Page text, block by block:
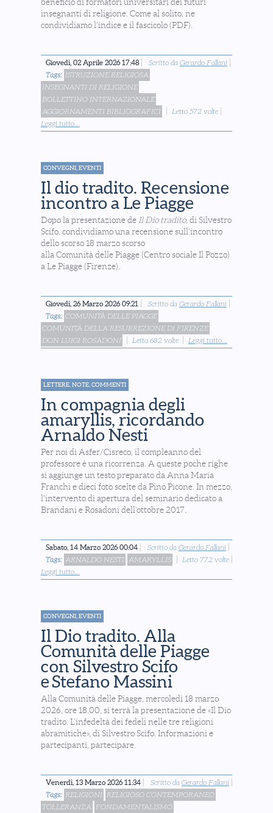
insegnanti di religione. Come al solito, ne
condividiamo l'indice e il fascicolo (PDF).
Giovedì, 02 Aprile 2026 17:48 Scritto da Gerardo Fallani
Tags: ISTRUZIONE RELIGIOSA
INSEGNANTI DI RELIGIONE
BOLLETTINO INTERNAZIONALE
AGGIORNAMENTI BIBLIOGRAFICI
Letto 572 volte
Leggi tutto...
CONVEGNI, EVENTI
Il dio tradito. Recensione
incontro a Le Piagge
Dopo la presentazione de Il Dio tradito, di Silvestro
Scifo, condividiamo una recensione sull'incontro
dello scorso 18 marzo scorso
alla Comunità delle Piagge (Centro sociale Il Pozzo)
a Le Piagge (Firenze).
Giovedì, 26 Marzo 2026 09:21 Scritto da Gerardo Fallani
Tags: COMUNITÀ DELLE PIAGGE
COMUNITÀ DELLA RESURREZIONE DI FIRENZE
DON LUIGI ROSADONI
Letto 682 volte Leggi tutto...
LETTERE, NOTE, COMMENTI
In compagnia degli
amaryllis, ricordando
Arnaldo Nesti
Per noi di Asfer/Cisreco, il compleanno del
professore è una ricorrenza. A queste poche righe
si aggiunge un testo preparato da Anna Maria
Franchi e dieci foto scelte da Pino Picone. In mezzo,
l'intervento di apertura del seminario dedicato a
Brandani e Rosadoni dell'ottobre 2017.
Sabato, 14 Marzo 2026 00:04 Scritto da Gerardo Fallani
Tags: ARNALDO NESTI AMARYLLIS
Letto 772 volte
Leggi tutto...
CONVEGNI, EVENTI
Il Dio tradito. Alla
Comunità delle Piagge
con Silvestro Scifo
e Stefano Massini
Alla Comunità delle Piagge, mercoledì 18 marzo
2026, ore 18.00, si terrà la presentazione de «Il Dio
tradito. L’infedeltà dei fedeli nelle tre religioni
abramitiche», di Silvestro Scifo. Informazioni e
partecipanti, partecipare.
Venerdì, 13 Marzo 2026 11:34 Scritto da Gerardo Fallani
Tags: RELIGIONI
RELIGIOSO CONTEMPORANEO
TOLLERANZA
FONDAMENTALISMO